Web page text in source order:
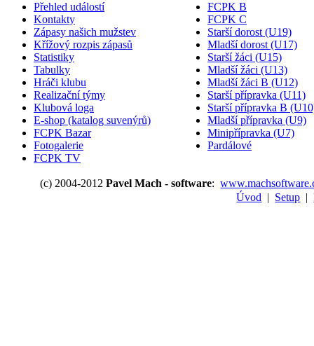
Přehled událostí
Kontakty
Zápasy našich mužstev
Křížový rozpis zápasů
Statistiky
Tabulky
Hráči klubu
Realizační týmy
Klubová loga
E-shop (katalog suvenýrů)
FCPK Bazar
Fotogalerie
FCPK TV
FCPK B
FCPK C
Starší dorost (U19)
Mladší dorost (U17)
Starší žáci (U15)
Mladší žáci (U13)
Mladší žáci B (U12)
Starší přípravka (U11)
Starší přípravka B
Mladší přípravka (U9)
Minipřípravka (U7)
Pardálové
(c) 2004-2012Pavel Mach - software:
Úvod | Setup |